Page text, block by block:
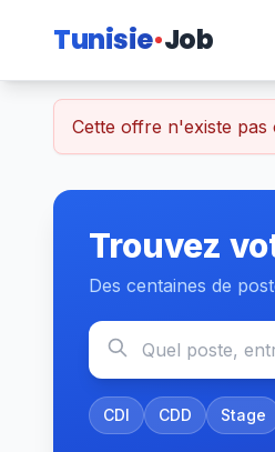
Tunisie Job
Cette offre n'existe
Trouvez
Des centaines de
CDI CDD Stage